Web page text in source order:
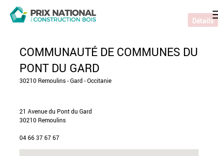
COMMUNAUTÉ DE COMMUNES DU
PONT DU GARD
30210 Remoulins - Gard - Occitanie
21 Avenue du Pont du Gard
30210 Remoulins
04 66 37 67 67
Détails